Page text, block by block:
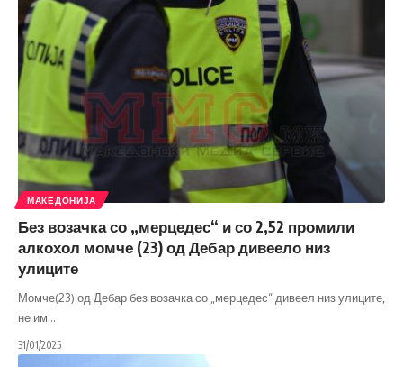
МАКЕДОНИЈА
Без возачка со „мерцедес“ и со 2,52 промили
алкохол момче (23) од Дебар дивеело низ
улиците
Момче(23) од Дебар без возачка со „мерцедес“ дивеел низ улиците,
не им…
31/01/2025